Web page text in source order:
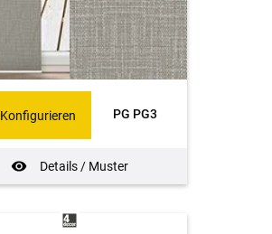
PG PG3
Details / Muster
Konfigurieren